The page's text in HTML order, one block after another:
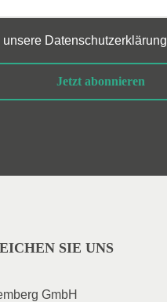
unsere Datenschutzerklärung
SIE UNS
GmbH